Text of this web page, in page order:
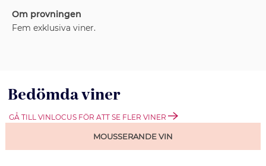
Om provningen
Fem exklusiva viner.
Bedömda viner
GÅ TILL VINLOCUS FÖR ATT SE FLER VINER
MOUSSERANDE VIN